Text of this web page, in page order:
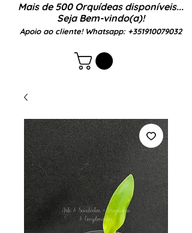
Mais de 500 Orquídeas disponíveis...
Seja Bem-vindo(a)!
Apoio ao cliente! Whatsapp: +351910079032